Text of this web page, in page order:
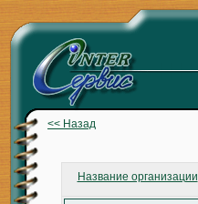
<< Назад
Название организации